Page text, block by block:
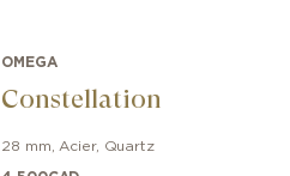
OMEGA
Constellation
28 mm Acier, Quartz